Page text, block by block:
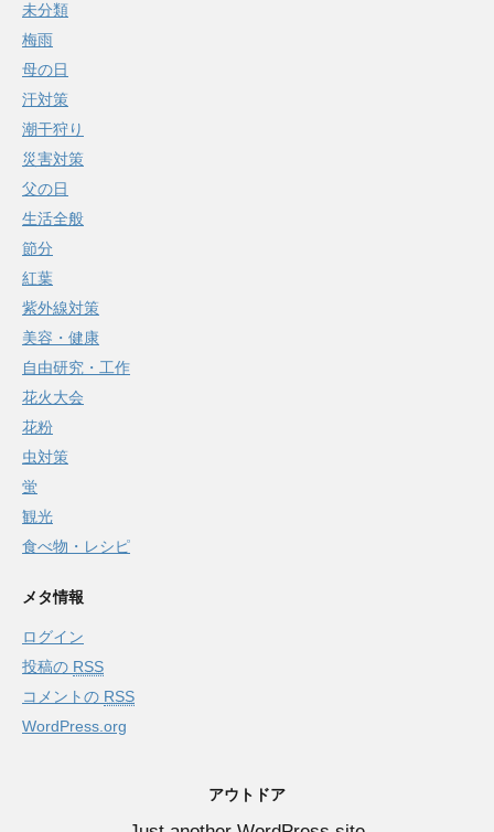
未分類
梅雨
母の日
汗対策
潮干狩り
災害対策
父の日
生活全般
節分
紅葉
紫外線対策
美容・健康
自由研究・工作
花火大会
花粉
虫対策
蛍
観光
食べ物・レシピ
メタ情報
ログイン
投稿の RSS
コメントの RSS
WordPress.org
アウトドア